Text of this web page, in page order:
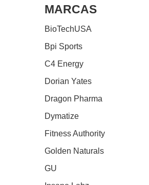
MARCAS
BioTechUSA
Bpi Sports
C4 Energy
Dorian Yates
Dragon Pharma
Dymatize
Fitness Authority
Golden Naturals
GU